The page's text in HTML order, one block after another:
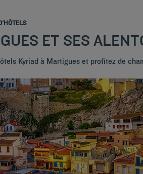
ET SES
Kyriad à Martigues et profitez de